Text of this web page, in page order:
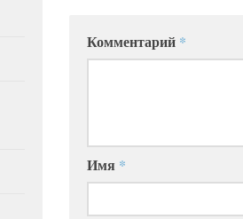
Комментарий *
Имя *